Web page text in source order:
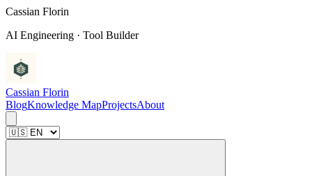
Cassian Florin
AI Engineering · Tool Builder
Cassian Florin
BlogKnowledge MapProjectsAbout